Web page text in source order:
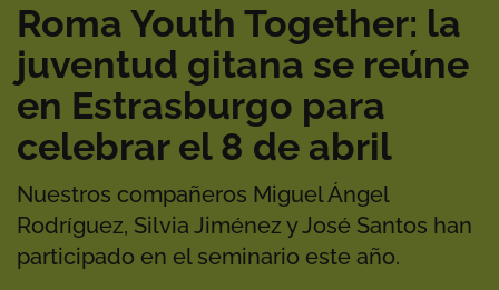
Roma Youth Together: la
juventud gitana se reúne
en Estrasburgo para
celebrar el 8 de abril
Nuestros compañeros Miguel Ángel
Rodríguez, Silvia Jiménez y José Santos han
participado en el seminario este año.